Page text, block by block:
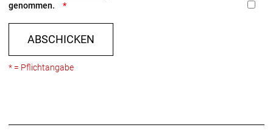
genommen.
ABSCHICKEN
* = Pflichtangabe